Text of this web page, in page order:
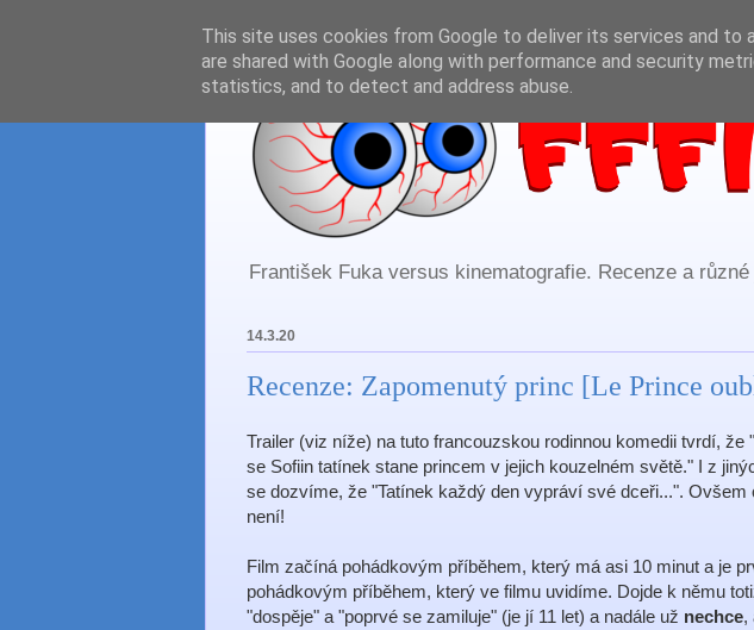
František Fuka versus kinematografie. Recenze a
14.3.20
Recenze: Zapomenutý princ [Le Prince
Trailer (viz níže) na tuto francouzskou rodinnou komedii tvrdí, že
se Sofiin tatínek stane princem v jejich kouzelném světě." I z
se dozvíme, že "Tatínek každý den vypráví své dceři...". Ovšem
není!
Film začíná pohádkovým příběhem, který má asi 10 minut a je
pohádkovým příběhem, který ve filmu uvidíme. Dojde k němu
"dospěje" a "poprvé se zamiluje" (je jí 11 let) a nadále už nechce,
This site uses cookies from Google to deliver its services and to
are shared with Google along with performance and security
statistics, and to detect and address abuse.